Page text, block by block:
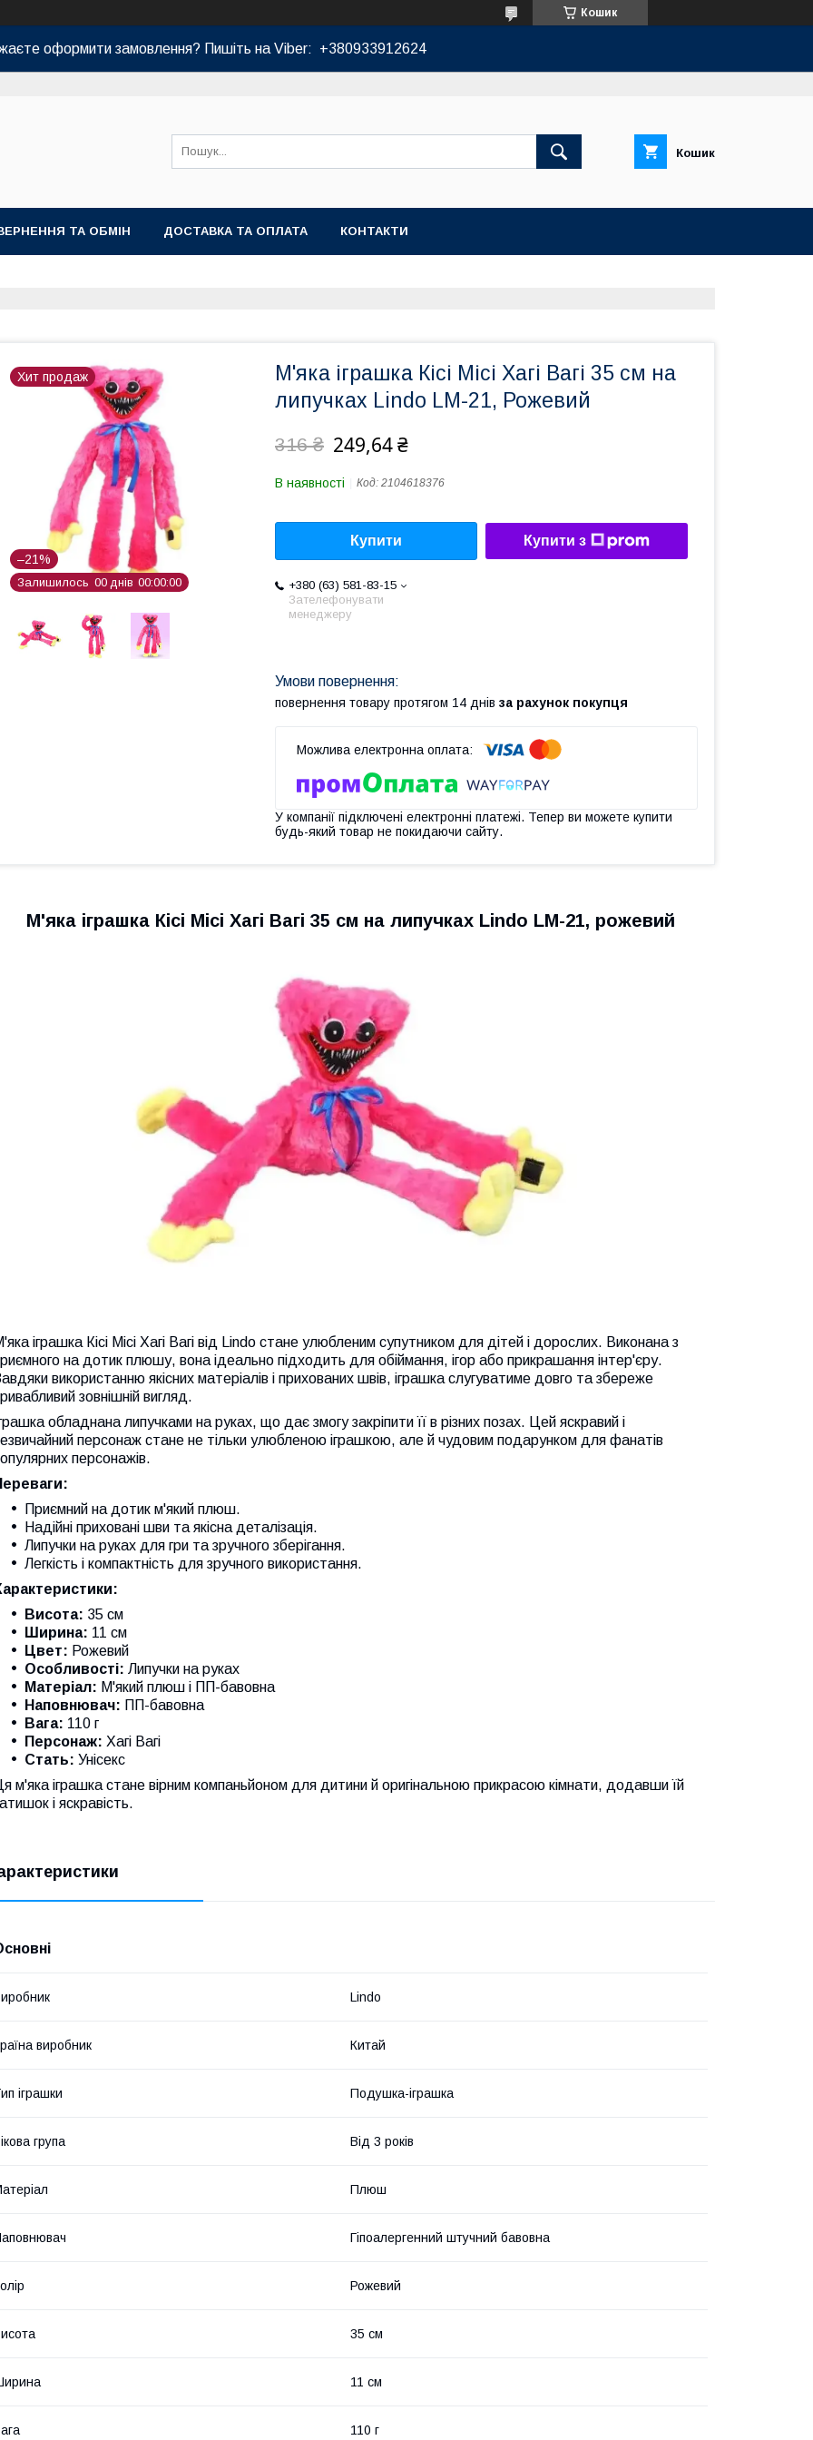
Кошик
оформити замовлення? Пишіть на Viber: +380933912624
Кошик
ТА ОБМІН ДОСТАВКА ТА ОПЛАТА КОНТАКТИ
Хит продаж
–21%
Залишилось 00 днів 00 00 00
М'яка іграшка Кісі Місі Хагі Вагі 35 см на
липучках Lindo LM-21, Рожевий
316 ₴ 249,64 ₴
В наявності Код: 2104618376
Купити Купити з
+380 (63) 581-83-15
Зателефонувати
менеджеру
повернення товару протягом 14 днів за рахунок покупця
У компанії підключені електронні платежі. Тепер ви можете купити
будь-який товар не покидаючи сайту.
М'яка іграшка Кісі Місі Хагі Вагі 35 см на липучках Lindo LM-21, рожевий
іграшка Кісі Місі Хагі Вагі від Lindo стане улюбленим супутником для дітей і дорослих. Виконана з
на дотик плюшу, вона ідеально підходить для обіймання, ігор або прикрашання інтер'єру.
використанню якісних матеріалів і прихованих швів, іграшка слугуватиме довго та збереже
зовнішній вигляд.
обладнана липучками на руках, що дає змогу закріпити її в різних позах. Цей яскравий і
персонаж стане не тільки улюбленою іграшкою, але й чудовим подарунком для фанатів
персонажів.
Приємний на дотик м'який плюш.
Надійні приховані шви та якісна деталізація.
Липучки на руках для гри та зручного зберігання.
Легкість і компактність для зручного використання.
Висота: 35 см
Ширина: 11 см
Цвет: Рожевий
Особливості: Липучки на руках
Матеріал: М'який плюш і ПП-бавовна
Наповнювач: ПП-бавовна
Вага: 110 г
Персонаж: Хагі Вагі
Стать: Унісекс
м'яка іграшка стане вірним компаньйоном для дитини й оригінальною прикрасою кімнати, додавши їй
і яскравість.
Lindo
виробник Китай
іграшки Подушка-іграшка
група Від 3 років
Плюш
Гіпоалергенний штучний бавовна
Рожевий
35 см
11 см
110 г